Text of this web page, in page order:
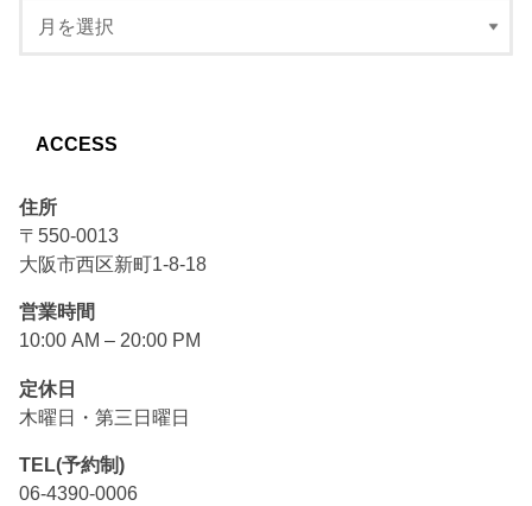
ACCESS
住所
〒550-0013
大阪市西区新町1-8-18
営業時間
10:00 AM – 20:00 PM
定休日
木曜日・第三日曜日
TEL(予約制)
06-4390-0006